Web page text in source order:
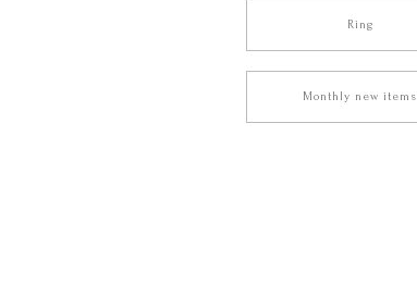
Ring
Monthly new items